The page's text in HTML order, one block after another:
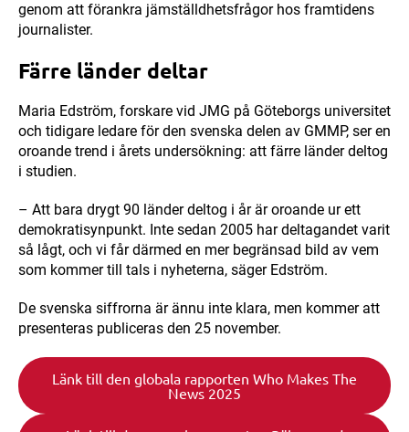
genom att förankra jämställdhetsfrågor hos framtidens
journalister.
Färre länder deltar
Maria Edström, forskare vid JMG på Göteborgs universitet
och tidigare ledare för den svenska delen av GMMP, ser en
oroande trend i årets undersökning: att färre länder deltog
i studien.
– Att bara drygt 90 länder deltog i år är oroande ur ett
demokratisynpunkt. Inte sedan 2005 har deltagandet varit
så lågt, och vi får därmed en mer begränsad bild av vem
som kommer till tals i nyheterna, säger Edström.
De svenska siffrorna är ännu inte klara, men kommer att
presenteras publiceras den 25 november.
Länk till den globala rapporten Who Makes The
News 2025